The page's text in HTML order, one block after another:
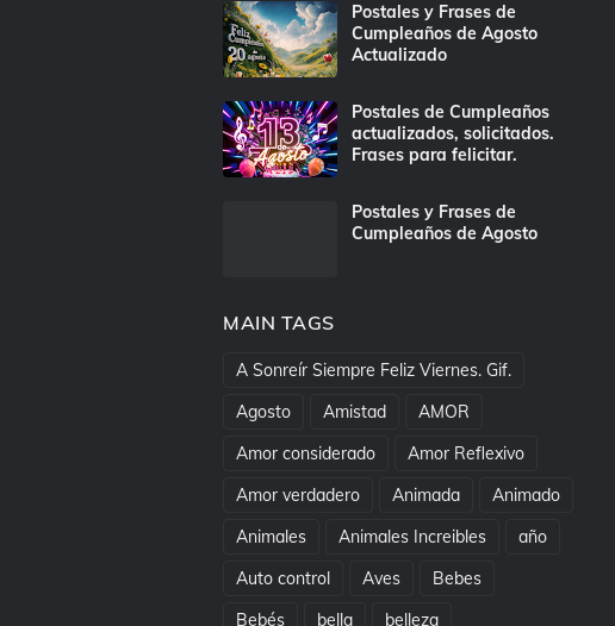
Postales y Frases de
Cumpleaños de Agosto
Actualizado
Postales de Cumpleaños
actualizados, solicitados.
Frases para felicitar.
Postales y Frases de
Cumpleaños de Agosto
MAIN TAGS
A Sonreír Siempre Feliz Viernes. Gif.
Agosto
Amistad
AMOR
Amor considerado
Amor Reflexivo
Amor verdadero
Animada
Animado
Animales
Animales Increibles
año
Auto control
Aves
Bebes
Bebés
bella
belleza